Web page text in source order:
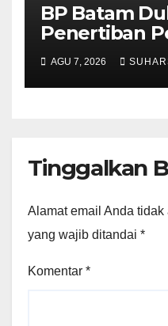
BP Batam
Penertiban
Ruang Laut
Ketentuan
Perundang-
AGU 7, 2026
Tinggalkan
Alamat email Anda
yang wajib ditandai *
Komentar *